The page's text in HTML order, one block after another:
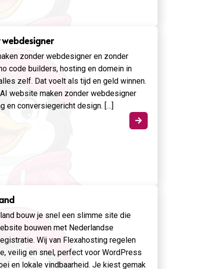
zonder webdesigner en zonder
code builders, hosting en domein in
zelf. Dat voelt als tijd en geld winnen.
website maken zonder webdesigner
en conversiegericht design. […]

bouw je snel een slimme site die
bouwen met Nederlandse
Wij van Flexahosting regelen
veilig en snel, perfect voor WordPress
en lokale vindbaarheid. Je kiest gemak